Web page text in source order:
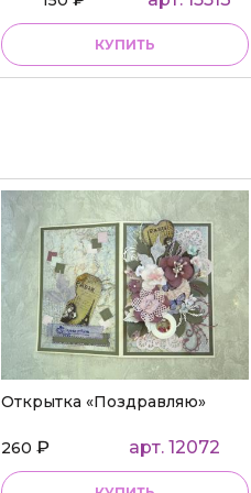
КУПИТЬ
Открытка «Поздравляю»
260 ₽ арт. 12072